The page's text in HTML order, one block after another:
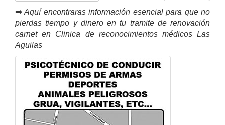
➡ Aquí encontraras información esencial para que no
pierdas tiempo y dinero en tu tramite de renovación
carnet en Clinica de reconocimientos médicos Las
Aguilas